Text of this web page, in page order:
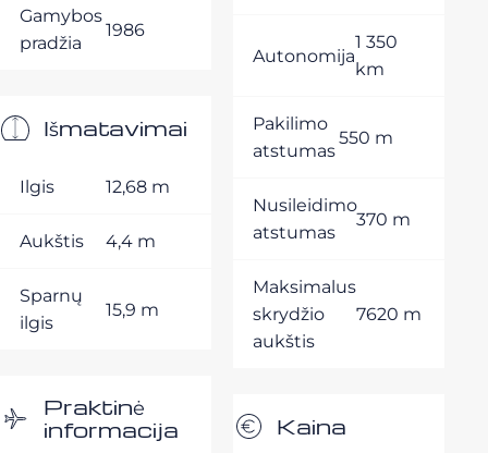
Gamybos
pradžia
1986
Išmatavimai
Ilgis 12,68 m
Aukštis 4,4 m
Sparnų
ilgis
15,9 m
Praktinė
informacija
Autonomija
1 350
km
Pakilimo
atstumas
550 m
Nusileidimo
atstumas
370 m
Maksimalus
skrydžio
aukštis
7620 m
Kaina